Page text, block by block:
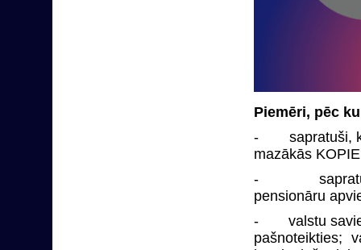
Piemēri, pēc
- sapratuši, ka
mazākās
- sapratuši,
pensionāru
- valstu
pašnoteikties;